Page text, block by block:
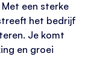
een sterke
het bedrijf
Je komt
en groei